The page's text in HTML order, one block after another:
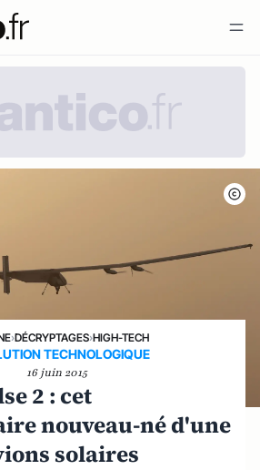
›DÉCRYPTAGES›HIGH-TECH
TECHNOLOGIQUE
16 juin 2015
2 : cet
nouveau-né d'une
solaires